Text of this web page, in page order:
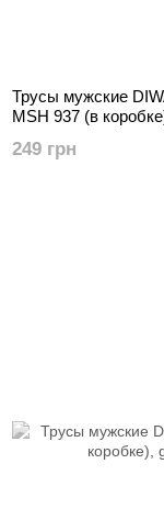
Трусы мужские
MSH 937 (в
249 грн